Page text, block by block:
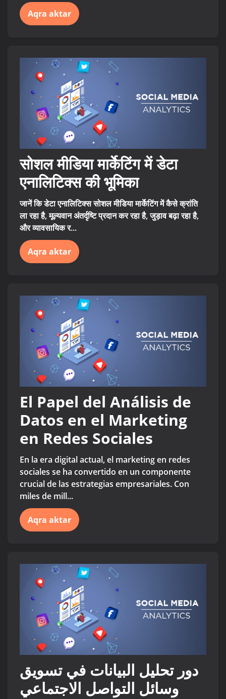
Aqra aktar
सोशल मीडिया मार्केटिंग में डेटा
एनालिटिक्स की भूमिका
जानें कि डेटा एनालिटिक्स सोशल मीडिया मार्केटिंग में कैसे क्रांति
ला रहा है, मूल्यवान अंतर्दृष्टि प्रदान कर रहा है, जुड़ाव बढ़ा रहा है,
और व्यावसायिक र...
Aqra aktar
El Papel del Análisis de
Datos en el Marketing
en Redes Sociales
En la era digital actual, el marketing en redes
sociales se ha convertido en un componente
crucial de las estrategias empresariales. Con
miles de mill...
Aqra aktar
دور تحليل البيانات في تسويق
وسائل التواصل الاجتماعي